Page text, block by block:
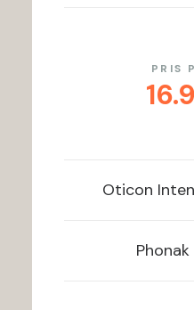
PRIS
Oticon
Phonak